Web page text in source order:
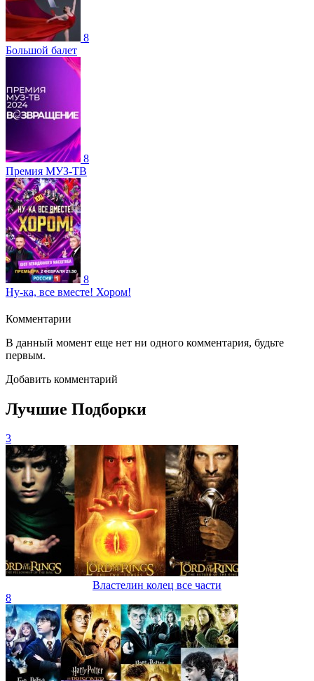
8
Большой балет
8
Премия МУЗ-ТВ
8
Ну-ка, все вместе! Хором!
Комментарии
В данный момент еще нет ни одного комментария, будьте
первым.
Добавить комментарий
Лучшие Подборки
3
Властелин колец все части
8